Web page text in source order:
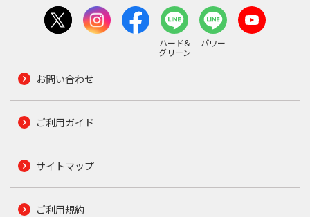
ハード&
グリーン
パワー
お問い合わせ
ご利用ガイド
サイトマップ
ご利用規約